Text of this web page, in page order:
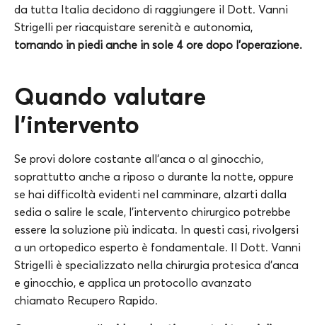
da tutta Italia decidono di raggiungere il Dott. Vanni
Strigelli per riacquistare serenità e autonomia,
tornando in piedi anche in sole 4 ore dopo l’operazione.
Quando valutare
l’intervento
Se provi dolore costante all’anca o al ginocchio,
soprattutto anche a riposo o durante la notte, oppure
se hai difficoltà evidenti nel camminare, alzarti dalla
sedia o salire le scale, l’intervento chirurgico potrebbe
essere la soluzione più indicata. In questi casi, rivolgersi
a un ortopedico esperto è fondamentale. Il Dott. Vanni
Strigelli è specializzato nella chirurgia protesica d’anca
e ginocchio, e applica un protocollo avanzato
chiamato Recupero Rapido.